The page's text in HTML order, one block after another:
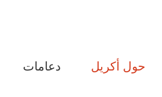
دعامات حول أكريل